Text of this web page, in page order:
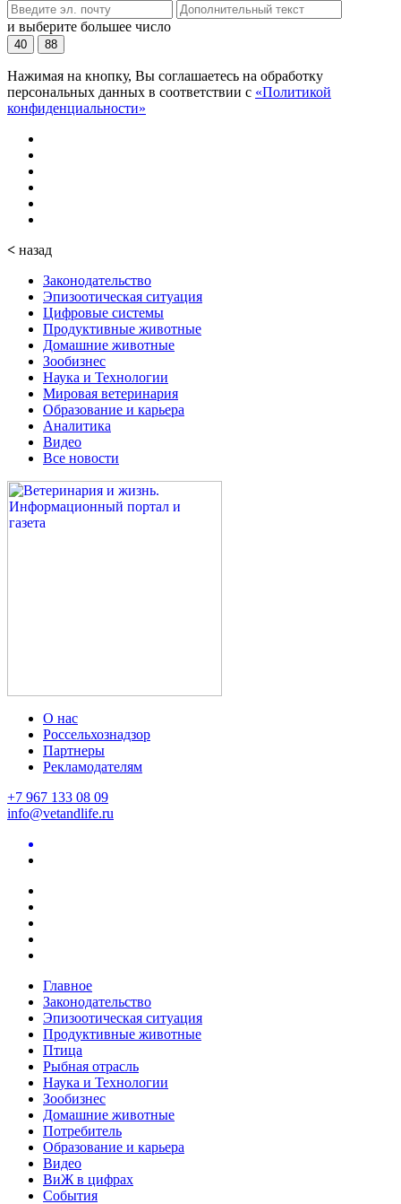
и выберите большее число
40 88
Нажимая на кнопку, Вы соглашаетесь на обработку
персональных данных в соответствии с «Политикой
конфиденциальности»
< назад
Законодательство
Эпизоотическая ситуация
Цифровые системы
Продуктивные животные
Домашние животные
Зообизнес
Наука и Технологии
Мировая ветеринария
Образование и карьера
Аналитика
Видео
Все новости
О нас
Россельхознадзор
Партнеры
Рекламодателям
+7 967 133 08 09
info@vetandlife.ru
Главное
Законодательство
Эпизоотическая ситуация
Продуктивные животные
Птица
Рыбная отрасль
Наука и Технологии
Зообизнес
Домашние животные
Потребитель
Образование и карьера
Видео
ВиЖ в цифрах
События